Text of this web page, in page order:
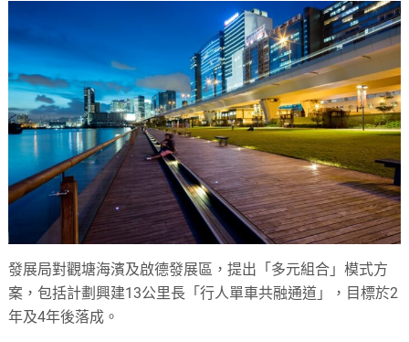
size.size.
發展局對觀塘海濱及啟德發展區，提出「多元組合」模式方
案，包括計劃興建13公里長「行人單車共融通道」，目標於2
年及4年後落成。